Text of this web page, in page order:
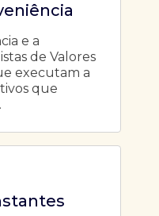
e a
de Valores
executam a
que